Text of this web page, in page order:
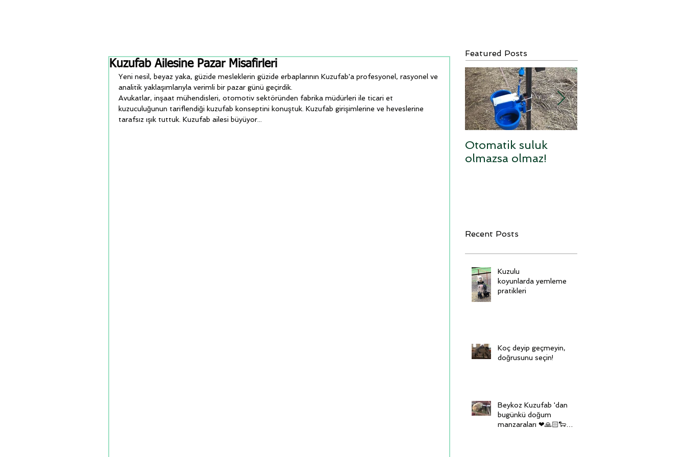
Kuzufab Ailesine Pazar Misafirleri
Yeni nesil, beyaz yaka, güzide mesleklerin güzide erbaplarının Kuzufab'a profesyonel, rasyonel ve
analitik yaklaşımlarıyla verimli bir pazar günü geçirdik.
Avukatlar, inşaat mühendisleri, otomotiv sektöründen fabrika müdürleri ile ticari et
kuzuculuğunun tariflendiği kuzufab konseptini konuştuk. Kuzufab girişimlerine ve heveslerine
tarafsız ışık tuttuk. Kuzufab ailesi büyüyor...
Featured Posts
Otomatik suluk
olmazsa olmaz!
Recent Posts
Kuzulu
koyunlarda yemleme
pratikleri
Koç deyip geçmeyin,
doğrusunu seçin!
Beykoz Kuzufab 'dan
bugünkü doğum
manzaraları ❤🙏🏻🐑🙏🏻